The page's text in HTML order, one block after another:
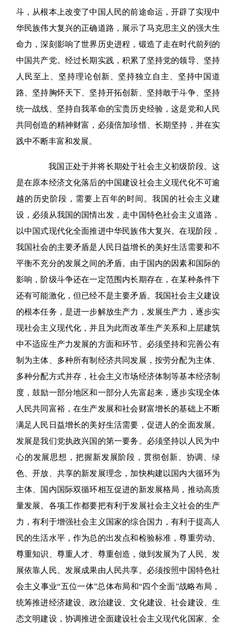
斗，从根本上改变了中国人民的前途命运，开辟了实现中
华民族伟大复兴的正确道路，展示了马克思主义的强大生
命力，深刻影响了世界历史进程，锻造了走在时代前列的
中国共产党。经过长期实践，积累了坚持党的领导、坚持
人民至上、坚持理论创新、坚持独立自主、坚持中国道
路、坚持胸怀天下、坚持开拓创新、坚持敢于斗争、坚持
统一战线、坚持自我革命的宝贵历史经验，这是党和人民
共同创造的精神财富，必须倍加珍惜、长期坚持，并在实
践中不断丰富和发展。
我国正处于并将长期处于社会主义初级阶段。这
是在原本经济文化落后的中国建设社会主义现代化不可逾
越的历史阶段，需要上百年的时间。我国的社会主义建
设，必须从我国的国情出发，走中国特色社会主义道路，
以中国式现代化全面推进中华民族伟大复兴。在现阶段，
我国社会的主要矛盾是人民日益增长的美好生活需要和不
平衡不充分的发展之间的矛盾。由于国内的因素和国际的
影响，阶级斗争还在一定范围内长期存在，在某种条件下
还有可能激化，但已经不是主要矛盾。我国社会主义建设
的根本任务，是进一步解放生产力，发展生产力，逐步实
现社会主义现代化，并且为此而改革生产关系和上层建筑
中不适应生产力发展的方面和环节。必须坚持和完善公有
制为主体、多种所有制经济共同发展，按劳分配为主体、
多种分配方式并存，社会主义市场经济体制等基本经济制
度，鼓励一部分地区和一部分人先富起来，逐步实现全体
人民共同富裕，在生产发展和社会财富增长的基础上不断
满足人民日益增长的美好生活需要，促进人的全面发展。
发展是我们党执政兴国的第一要务。必须坚持以人民为中
心的发展思想，把握新发展阶段，贯彻创新、协调、绿
色、开放、共享的新发展理念，加快构建以国内大循环为
主体、国内国际双循环相互促进的新发展格局，推动高质
量发展。各项工作都要把有利于发展社会主义社会的生产
力，有利于增强社会主义国家的综合国力，有利于提高人
民的生活水平，作为总的出发点和检验标准，尊重劳动、
尊重知识、尊重人才、尊重创造，做到发展为了人民、发
展依靠人民、发展成果由人民共享。必须按照中国特色社
会主义事业“五位一体”总体布局和“四个全面”战略布局，
统筹推进经济建设、政治建设、文化建设、社会建设、生
态文明建设，协调推进全面建设社会主义现代化国家、全